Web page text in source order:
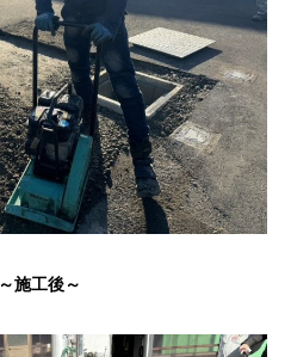
～施工後～